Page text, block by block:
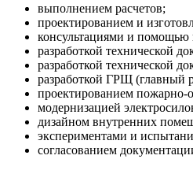
выполнением расчетов;
проектированием и
консультациями и помощью
разработкой технической
разработкой технической
разработкой ГРЩ (главный
проектированием пожарно-
модернизацией
дизайном внутренних
экспериментами и
согласованием